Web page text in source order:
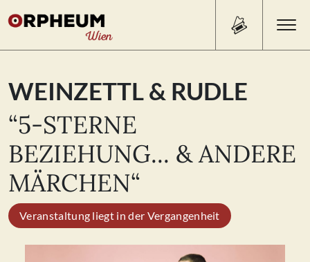
Search
for:
PROGRAMM/TICKETS
ÜBER UNS
WEINZETTL & RUDLE
“5-STERNE
BEZIEHUNG... & ANDERE
MÄRCHEN“
Veranstaltung liegt in der Vergangenheit